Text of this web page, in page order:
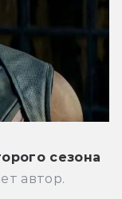
сезона
автор.